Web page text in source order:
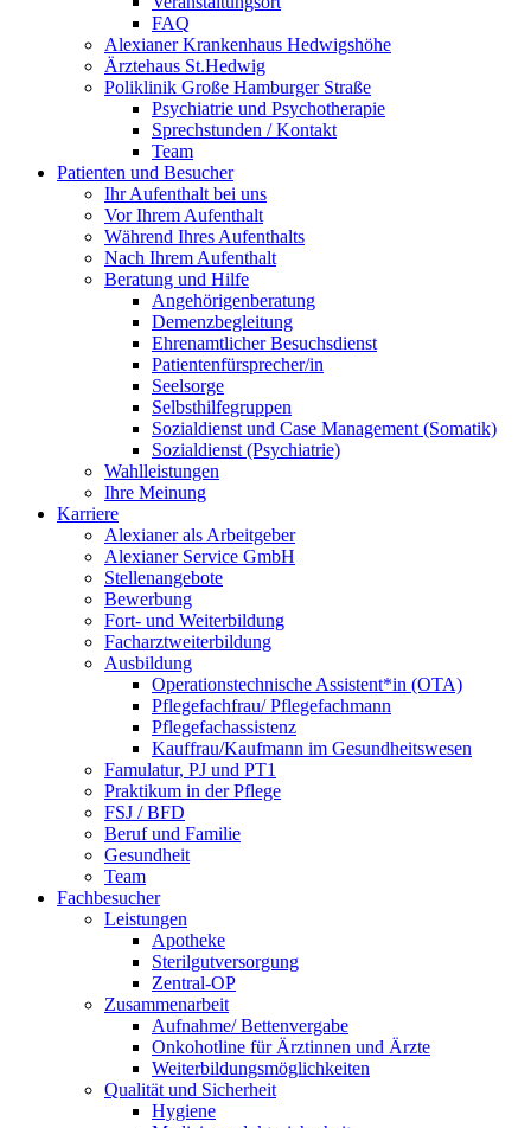
FAQ
Alexianer Krankenhaus Hedwigshöhe
Ärztehaus St.Hedwig
Poliklinik Große Hamburger Straße
Psychiatrie und Psychotherapie
Sprechstunden / Kontakt
Team
Patienten und Besucher
Ihr Aufenthalt bei uns
Vor Ihrem Aufenthalt
Während Ihres Aufenthalts
Nach Ihrem Aufenthalt
Beratung und Hilfe
Angehörigenberatung
Demenzbegleitung
Ehrenamtlicher Besuchsdienst
Patientenfürsprecher/in
Seelsorge
Selbsthilfegruppen
Sozialdienst und Case Management (Somatik)
Sozialdienst (Psychiatrie)
Wahlleistungen
Ihre Meinung
Karriere
Alexianer als Arbeitgeber
Alexianer Service GmbH
Stellenangebote
Bewerbung
Fort- und Weiterbildung
Facharztweiterbildung
Ausbildung
Operationstechnische Assistent*in (OTA)
Pflegefachfrau/ Pflegefachmann
Pflegefachassistenz
Kauffrau/Kaufmann im Gesundheitswesen
Famulatur, PJ und PT1
Praktikum in der Pflege
FSJ / BFD
Beruf und Familie
Gesundheit
Team
Fachbesucher
Leistungen
Apotheke
Sterilgutversorgung
Zentral-OP
Zusammenarbeit
Aufnahme/ Bettenvergabe
Onkohotline für Ärztinnen und Ärzte
Weiterbildungsmöglichkeiten
Qualität und Sicherheit
Hygiene